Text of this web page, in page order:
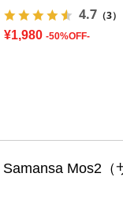
4.7 （3）
¥1,980 -50%OFF-
Samansa Mos2（